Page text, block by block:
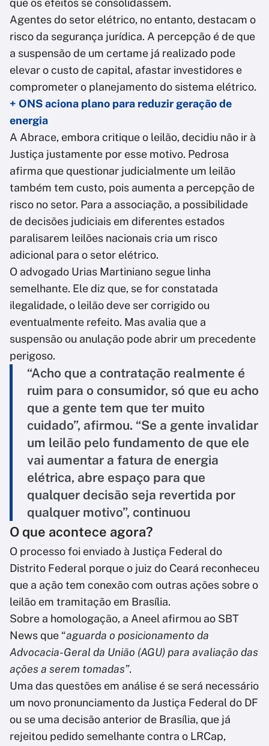
que os efeitos se consolidassem.
Agentes do setor elétrico, no entanto, destacam o
risco da segurança jurídica. A percepção é de que
a suspensão de um certame já realizado pode
elevar o custo de capital, afastar investidores e
comprometer o planejamento do sistema elétrico.
+ ONS aciona plano para reduzir geração de
energia
A Abrace, embora critique o leilão, decidiu não ir à
Justiça justamente por esse motivo. Pedrosa
afirma que questionar judicialmente um leilão
também tem custo, pois aumenta a percepção de
risco no setor. Para a associação, a possibilidade
de decisões judiciais em diferentes estados
paralisarem leilões nacionais cria um risco
adicional para o setor elétrico.
O advogado Urias Martiniano segue linha
semelhante. Ele diz que, se for constatada
ilegalidade, o leilão deve ser corrigido ou
eventualmente refeito. Mas avalia que a
suspensão ou anulação pode abrir um precedente
perigoso.
“Acho que a contratação realmente é
ruim para o consumidor, só que eu acho
que a gente tem que ter muito
cuidado”, afirmou. “Se a gente invalidar
um leilão pelo fundamento de que ele
vai aumentar a fatura de energia
elétrica, abre espaço para que
qualquer decisão seja revertida por
qualquer motivo”, continuou
O que acontece agora?
O processo foi enviado à Justiça Federal do
Distrito Federal porque o juiz do Ceará reconheceu
que a ação tem conexão com outras ações sobre o
leilão em tramitação em Brasília.
Sobre a homologação, a Aneel afirmou ao SBT
News que “aguarda o posicionamento da
Advocacia-Geral da União (AGU) para avaliação das
ações a serem tomadas”.
Uma das questões em análise é se será necessário
um novo pronunciamento da Justiça Federal do DF
ou se uma decisão anterior de Brasília, que já
rejeitou pedido semelhante contra o LRCap,